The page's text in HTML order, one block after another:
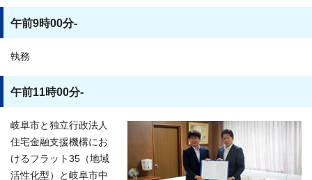
午前9時00分-
執務
午前11時00分-
岐阜市と独立行政法人
住宅金融支援機構にお
けるフラット35（地域
活性化型）と岐阜市中